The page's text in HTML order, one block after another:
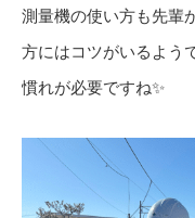
測量機の使い方も先輩
方にはコツがいるよう
慣れが必要ですね✨